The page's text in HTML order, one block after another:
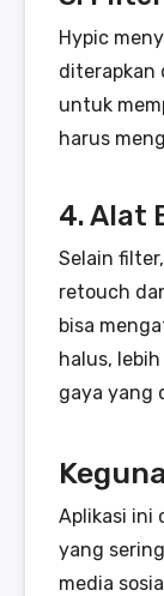
Hypic
diterapkan
untuk
harus
4. Alat
Selain
retouch
bisa
halus,
gaya yang
Aplikasi ini
yang
media